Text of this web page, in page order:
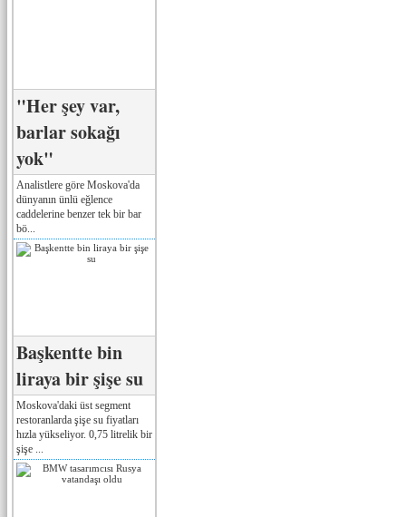
"Her şey var,
barlar sokağı
yok"
Analistlere göre Moskova'da
dünyanın ünlü eğlence
caddelerine benzer tek bir bar
bö...
Başkentte bin
liraya bir şişe su
Moskova'daki üst segment
restoranlarda şişe su fiyatları
hızla yükseliyor. 0,75 litrelik bir
şişe ...